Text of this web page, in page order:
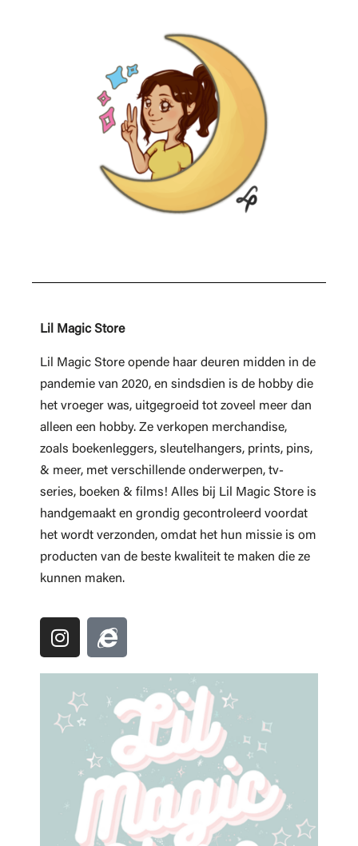
Lil Magic Store
Lil Magic Store opende haar deuren midden in de
pandemie van 2020, en sindsdien is de hobby die
het vroeger was, uitgegroeid tot zoveel meer dan
alleen een hobby. Ze verkopen merchandise,
zoals boekenleggers, sleutelhangers, prints, pins,
& meer, met verschillende onderwerpen, tv-
series, boeken & films! Alles bij Lil Magic Store is
handgemaakt en grondig gecontroleerd voordat
het wordt verzonden, omdat het hun missie is om
producten van de beste kwaliteit te maken die ze
kunnen maken.